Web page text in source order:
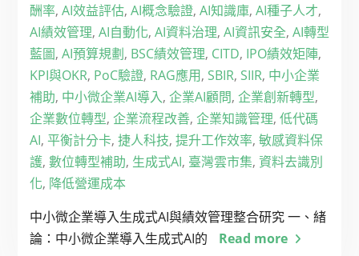
酬率, AI效益評估, AI概念驗證, AI知識庫, AI種子人才,
AI績效管理, AI自動化, AI資料治理, AI資訊安全, AI轉型
藍圖, AI預算規劃, BSC績效管理, CITD, IPO績效矩陣,
KPI與OKR, PoC驗證, RAG應用, SBIR, SIIR, 中小企業
補助, 中小微企業AI導入, 企業AI顧問, 企業創新轉型,
企業數位轉型, 企業流程改善, 企業知識管理, 低代碼
AI, 平衡計分卡, 捷人科技, 提升工作效率, 敏感資料保
護, 數位轉型補助, 生成式AI, 臺灣雲市集, 資料去識別
化, 降低營運成本
中小微企業導入生成式AI與績效管理整合研究 一、緒
論：中小微企業導入生成式AI的
Read more